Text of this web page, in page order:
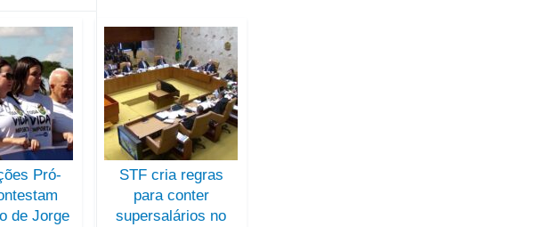
Pró-
de Jorge
STF cria regras
para conter
supersalários no